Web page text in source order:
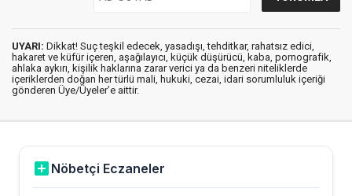
UYARI: Dikkat! Suç teşkil edecek, yasadışı, tehditkar, rahatsız edici,
hakaret ve küfür içeren, aşağılayıcı, küçük düşürücü, kaba, pornografik,
ahlaka aykırı, kişilik haklarına zarar verici ya da benzeri niteliklerde
içeriklerden doğan her türlü mali, hukuki, cezai, idari sorumluluk içeriği
gönderen Üye/Üyeler’e aittir.